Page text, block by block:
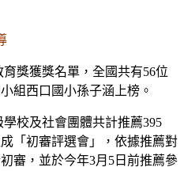
獎獲獎名單，全國共有56位
組西口國小孫子涵上榜。
校及社會團體共計推薦395
「初審評選會」，依據推薦對
審，並於今年3月5日前推薦參